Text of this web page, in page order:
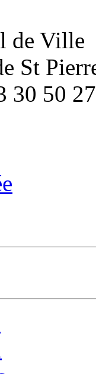
de Ville
St
30 50 27